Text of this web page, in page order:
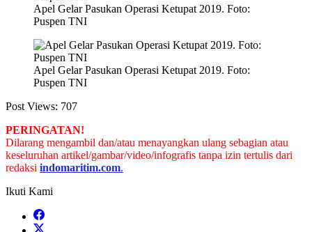
Apel Gelar Pasukan Operasi Ketupat 2019. Foto:
Puspen TNI
Apel Gelar Pasukan Operasi Ketupat 2019. Foto:
Puspen TNI
Post Views: 707
PERINGATAN!
Dilarang mengambil dan/atau menayangkan ulang sebagian atau
keseluruhan artikel/gambar/video/infografis tanpa izin tertulis dari
redaksi indomaritim.com.
Ikuti Kami